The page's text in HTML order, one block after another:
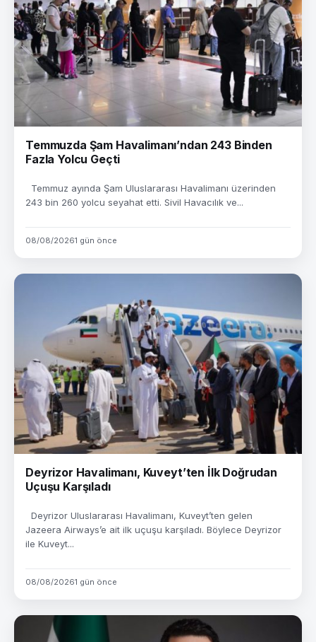
Temmuzda Şam Havalimanı’ndan 243 Binden
Fazla Yolcu Geçti
Temmuz ayında Şam Uluslararası Havalimanı üzerinden
243 bin 260 yolcu seyahat etti. Sivil Havacılık ve...
08/08/20261 gün önce
Deyrizor Havalimanı, Kuveyt’ten İlk Doğrudan
Uçuşu Karşıladı
Deyrizor Uluslararası Havalimanı, Kuveyt’ten gelen
Jazeera Airways’e ait ilk uçuşu karşıladı. Böylece Deyrizor
ile Kuveyt...
08/08/20261 gün önce